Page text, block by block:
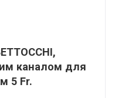
каналом для
5 Fr.